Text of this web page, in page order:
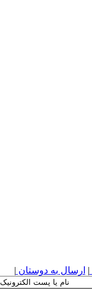
ارسال به دوستان|